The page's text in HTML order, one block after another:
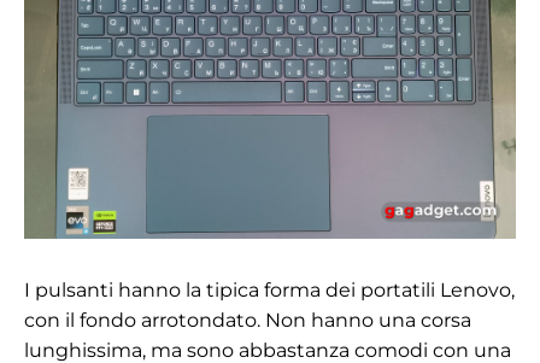
I pulsanti hanno la tipica forma dei portatili Lenovo,
con il fondo arrotondato. Non hanno una corsa
lunghissima, ma sono abbastanza comodi con una